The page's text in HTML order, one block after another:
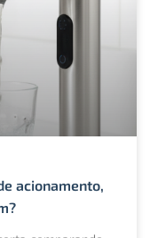
acionamento,